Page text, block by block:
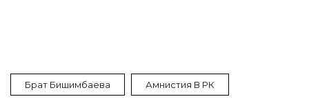
Брат Бишимбаева Амнистия В РК